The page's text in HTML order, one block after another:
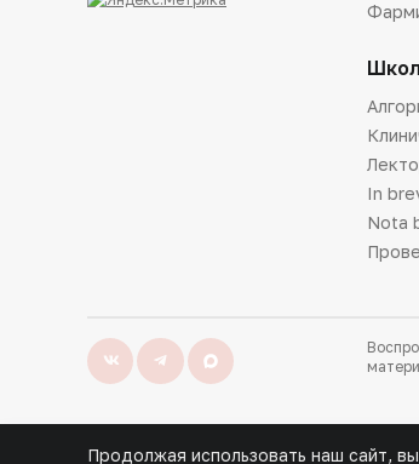
In
Nota
Продолжая использовать наш сайт,